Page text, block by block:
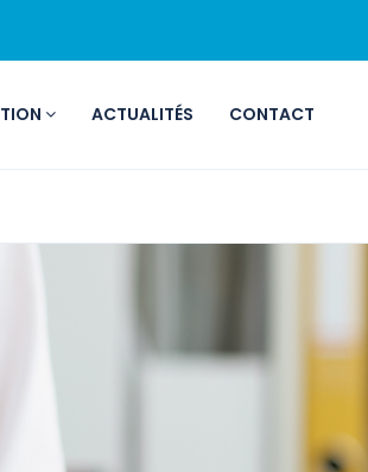
ACTUALITÉS CONTACT